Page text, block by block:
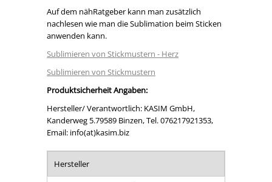
Auf dem nähRatgeber kann man zusätzlich
nachlesen wie man die Sublimation beim Sticken
anwenden kann.
Sublimieren von Stickmustern - Herz
Sublimieren von Stickmustern
Produktsicherheit Angaben:
Hersteller/ Verantwortlich: KASIM GmbH,
Kanderweg 5.79589 Binzen, Tel. 076217921353,
Email: info(at)kasim.biz
Hersteller